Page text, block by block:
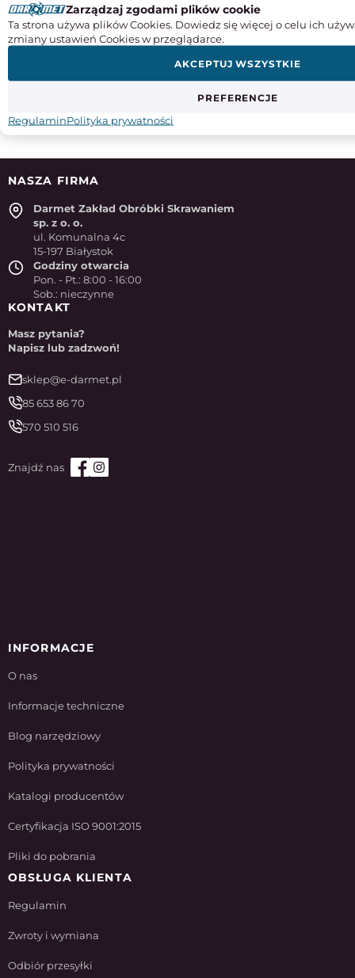
ZAPISZ SIĘ DO NASZEGO NEWSLETTERA
Aby otrzymywać informacje o promocjach i nowościach w
NASZA FIRMA
Darmet Zakład Obróbki Skrawaniem
sp. z o. o.
ul. Komunalna 4c
15-197 Białystok
Godziny otwarcia
Pon. - Pt.: 8:00 - 16:00
Sob.: nieczynne
KONTAKT
Masz pytania?
Napisz lub zadzwoń!
sklep@e-darmet.pl
85 653 86 70
570 510 516
INFORMACJE
O nas
Informacje techniczne
Blog narzędziowy
Polityka prywatności
Katalogi producentów
Certyfikacja ISO 9001:2015
Pliki do pobrania
OBSŁUGA KLIENTA
Regulamin
Zwroty i wymiana
Odbiór przesyłki
Zarządzaj zgodami plików cookie
Ta strona używa plików Cookies. Dowiedz się więcej o celu ich
zmiany ustawień Cookies w przeglądarce.
PREFERENCJE
AKCEPTUJ WSZYSTKIE
RegulaminPolityka prywatności